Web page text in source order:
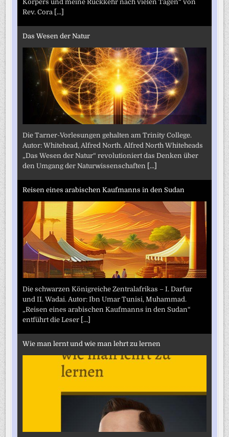
Körpers und meine Rückkehr nach vielen Tagen“ von
Rev. Cora [...]
Das Wesen der Natur
Die Tarner-Vorlesungen gehalten am Trinity College.
Autor: Whitehead, Alfred North. Alfred North Whiteheads
„Das Wesen der Natur“ revolutioniert das Denken über
den Umgang der Naturwissenschaften [...]
Reisen eines arabischen Kaufmanns in den Sudan
Die schwarzen Königreiche Zentralafrikas – I. Darfur
und II. Wadai. Autor: Ibn Umar Tunisi, Muhammad.
„Reisen eines arabischen Kaufmanns in den Sudan“
entführt die Leser [...]
Wie man lernt und wie man lehrt zu lernen